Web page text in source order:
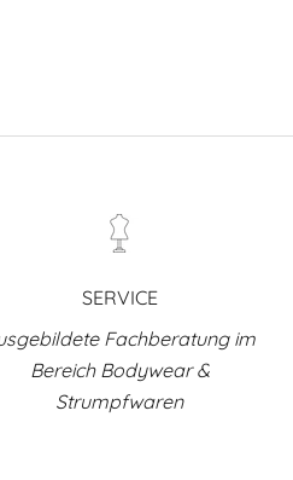
SERVICE
Fachberatung im
Bereich Bodywear &
Strumpfwaren